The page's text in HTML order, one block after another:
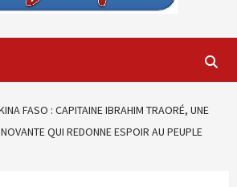
FASO : CAPITAINE IBRAHIM TRAORÉ, UNE
QUI REDONNE ESPOIR AU PEUPLE